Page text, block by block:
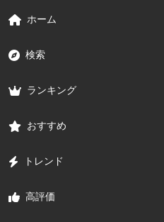
ホーム
検索
ランキング
おすすめ
トレンド
高評価